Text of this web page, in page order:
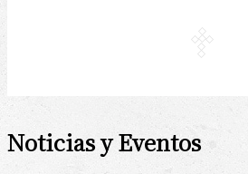
Noticias y Eventos